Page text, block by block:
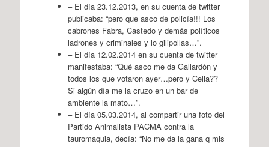
– El día 23.12.2013, en su cuenta de twitter
publicaba: “pero que asco de policía!!! Los
cabrones Fabra, Castedo y demás políticos
ladrones y criminales y lo gilipollas…”.
– El día 12.02.2014 en su cuenta de twitter
manifestaba: “Qué asco me da Gallardón y
todos los que votaron ayer…pero y Celia??
Si algún día me la cruzo en un bar de
ambiente la mato…”.
– El día 05.03.2014, al compartir una foto del
Partido Animalista PACMA contra la
tauromaquia, decía: “No me da la gana q mis